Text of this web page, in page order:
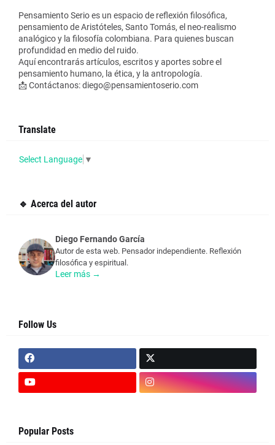
Pensamiento Serio es un espacio de reflexión filosófica,
pensamiento de Aristóteles, Santo Tomás, el neo-realismo
analógico y la filosofía colombiana. Para quienes buscan
profundidad en medio del ruido.
Aquí encontrarás artículos, escritos y aportes sobre el
pensamiento humano, la ética, y la antropología.
📩 Contáctanos: diego@pensamientoserio.com
Translate
Select Language ▼
🔹 Acerca del autor
Diego Fernando García
Autor de esta web. Pensador independiente. Reflexión
filosófica y espiritual.
Leer más →
Follow Us
Popular Posts